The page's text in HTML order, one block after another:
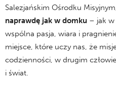
Salezjańskim Ośrodku
naprawdę jak w domku – jak w
wspólna pasja, wiara i
miejsce, które uczy nas, że
codzienności, w drugim
i świat.